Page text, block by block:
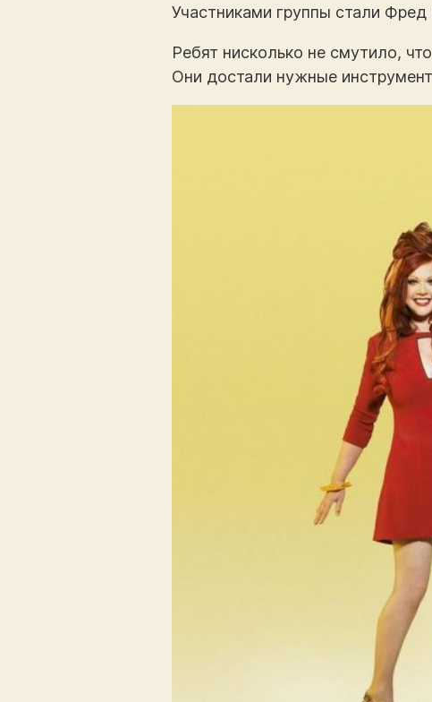
Участниками группы стали
Ребят нисколько не смутило,
Они достали нужные